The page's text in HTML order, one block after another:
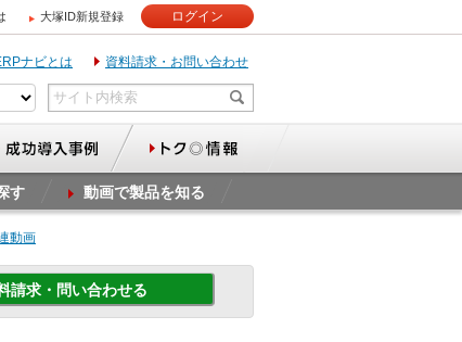
大塚ID新規登録 ログイン
ナビとは 資料請求・お問い合わせ
す 動画で製品を知る
動画
請求・問い合わせる